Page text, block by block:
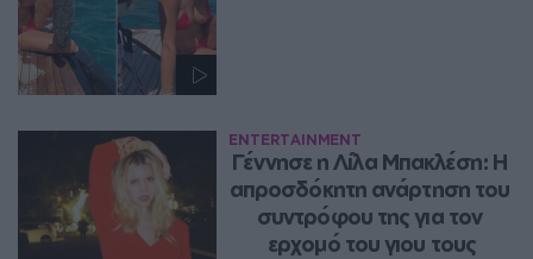
ENTERTAINMENT
Γέννησε η Λίλα Μπακλέση: Η
απροσδόκητη ανάρτηση του
συντρόφου της για τον
ερχομό του γιου τους